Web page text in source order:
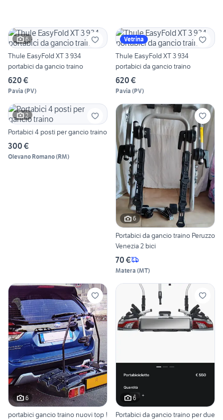
6
Thule EasyFold XT 3 934
portabici da gancio traino
620 €
Pavia (PV)
Vetrina
Thule EasyFold XT 3 934
portabici da gancio traino
620 €
Pavia (PV)
2
Portabici 4 posti per gancio traino
300 €
Olevano Romano(RM)
6
Portabici da gancio traino Peruzzo
Venezia 2 bici
70 €
Matera (MT)
6
portabici gancio traino nuovi top !
6
Portabici da gancio traino per due